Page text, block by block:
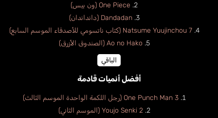
One Piece (ون بيس)
Dandadan (دانداندان)
Natsume Yuujinchou 7 (كتاب ناتسومي للأصدقاء الموسم السابع)
Ao no Hako (الصندوق الأزرق)
الباقي
أفضل أنميات قادمة
One Punch Man 3 (رجل اللكمة الواحدة الموسم الثالث)
Youjo Senki 2 (الموسم الثاني)